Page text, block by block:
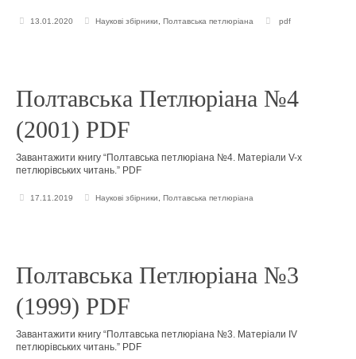
13.01.2020 Наукові збірники ,Полтавська петлюріана pdf
Полтавська Петлюріана №4
(2001) PDF
Завантажити книгу “Полтавська петлюріана №4. Матеріали V-х
петлюрівських читань.” PDF
17.11.2019 Наукові збірники ,Полтавська петлюріана
Полтавська Петлюріана №3
(1999) PDF
Завантажити книгу “Полтавська петлюріана №3. Матеріали IV
петлюрівських читань.” PDF